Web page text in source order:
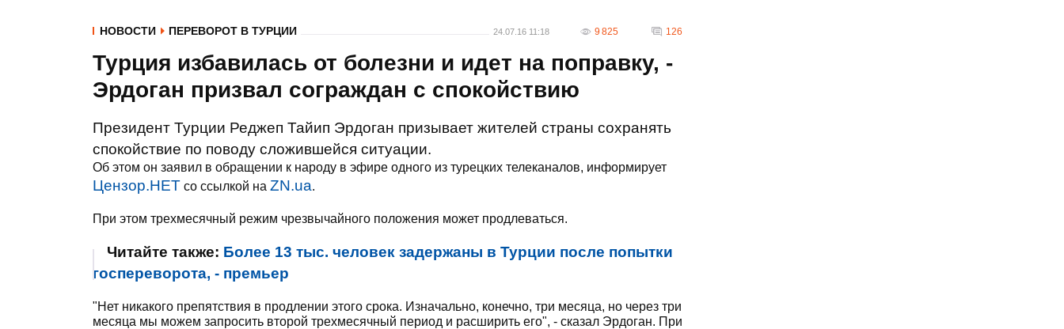
НОВОСТИ ПЕРЕВОРОТ В ТУРЦИИ 24.07.16 11:18 9 825 126
Турция избавилась от болезни и идет на поправку, -
Эрдоган призвал сограждан с спокойствию
Президент Турции Реджеп Тайип Эрдоган призывает жителей страны сохранять
спокойствие по поводу сложившейся ситуации.
Об этом он заявил в обращении к народу в эфире одного из турецких телеканалов, информирует
Цензор.НЕТ со ссылкой на ZN.ua.
При этом трехмесячный режим чрезвычайного положения может продлеваться.
Читайте также: Более 13 тыс. человек задержаны в Турции после попытки
госпереворота, - премьер
"Нет никакого препятствия в продлении этого срока. Изначально, конечно, три месяца, но через три
месяца мы можем запросить второй трехмесячный период и расширить его", - сказал Эрдоган. При